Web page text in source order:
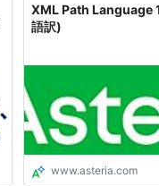
XML Path Language
語訳)
www.asteria.com